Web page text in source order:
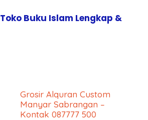
Toko Buku Islam Lengkap &
Grosir Alquran Custom
Manyar Sabrangan –
Kontak 087777 500